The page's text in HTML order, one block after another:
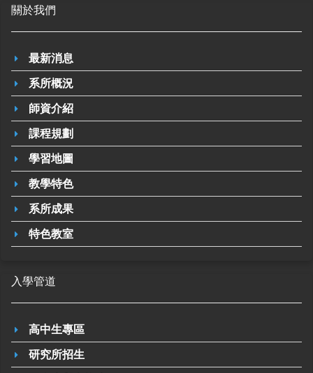
關於我們
最新消息
系所概況
師資介紹
課程規劃
學習地圖
教學特色
系所成果
特色教室
入學管道
高中生專區
研究所招生